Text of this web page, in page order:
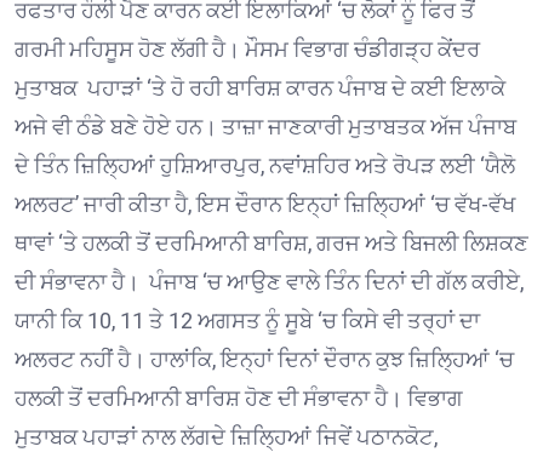
ਰਫਤਾਰ ਹੌਲੀ ਪੈਣ ਕਾਰਨ ਕਈ ਇਲਾਕਿਆਂ ‘ਚ ਲੋਕਾਂ ਨੂੰ ਫਿਰ ਤੋਂ
ਗਰਮੀ ਮਹਿਸੂਸ ਹੋਣ ਲੱਗੀ ਹੈ। ਮੌਸਮ ਵਿਭਾਗ ਚੰਡੀਗੜ੍ਹ ਕੇਂਦਰ
ਮੁਤਾਬਕ ਪਹਾੜਾਂ ‘ਤੇ ਹੋ ਰਹੀ ਬਾਰਿਸ਼ ਕਾਰਨ ਪੰਜਾਬ ਦੇ ਕਈ ਇਲਾਕੇ
ਅਜੇ ਵੀ ਠੰਡੇ ਬਣੇ ਹੋਏ ਹਨ। ਤਾਜ਼ਾ ਜਾਣਕਾਰੀ ਮੁਤਾਬਤਕ ਅੱਜ ਪੰਜਾਬ
ਦੇ ਤਿੰਨ ਜ਼ਿਲ੍ਹਿਆਂ ਹੁਸ਼ਿਆਰਪੁਰ, ਨਵਾਂਸ਼ਹਿਰ ਅਤੇ ਰੋਪੜ ਲਈ ‘ਯੈਲੋ
ਅਲਰਟ’ ਜਾਰੀ ਕੀਤਾ ਹੈ, ਇਸ ਦੌਰਾਨ ਇਨ੍ਹਾਂ ਜ਼ਿਲ੍ਹਿਆਂ ‘ਚ ਵੱਖ-ਵੱਖ
ਥਾਵਾਂ ‘ਤੇ ਹਲਕੀ ਤੋਂ ਦਰਮਿਆਨੀ ਬਾਰਿਸ਼, ਗਰਜ ਅਤੇ ਬਿਜਲੀ ਲਿਸ਼ਕਣ
ਦੀ ਸੰਭਾਵਨਾ ਹੈ। ਪੰਜਾਬ ‘ਚ ਆਉਣ ਵਾਲੇ ਤਿੰਨ ਦਿਨਾਂ ਦੀ ਗੱਲ ਕਰੀਏ,
ਯਾਨੀ ਕਿ 10, 11 ਤੇ 12 ਅਗਸਤ ਨੂੰ ਸੂਬੇ ‘ਚ ਕਿਸੇ ਵੀ ਤਰ੍ਹਾਂ ਦਾ
ਅਲਰਟ ਨਹੀਂ ਹੈ। ਹਾਲਾਂਕਿ, ਇਨ੍ਹਾਂ ਦਿਨਾਂ ਦੌਰਾਨ ਕੁਝ ਜ਼ਿਲ੍ਹਿਆਂ ‘ਚ
ਹਲਕੀ ਤੋਂ ਦਰਮਿਆਨੀ ਬਾਰਿਸ਼ ਹੋਣ ਦੀ ਸੰਭਾਵਨਾ ਹੈ। ਵਿਭਾਗ
ਮੁਤਾਬਕ ਪਹਾੜਾਂ ਨਾਲ ਲੱਗਦੇ ਜ਼ਿਲ੍ਹਿਆਂ ਜਿਵੇਂ ਪਠਾਨਕੋਟ,